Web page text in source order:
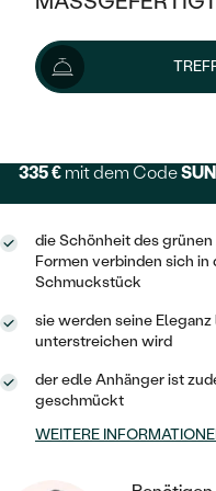
KLASSISCH
MEMOIRE
V-FORM
VINTAGE
GEHÄMMERTE
VON HAND
MIT MEHREREN
HALO
IM SET
WÄHLE EINEN
AUSVERKAUF
WENN
NACH TYP
OHRRINGE
RINGE
ANHÄNGER /
ARMBÄNDER
SCHMUCKSET
PLATIN
CREOLEN
MINIMALISTISCHE
OHRHÄNGER
SOLITÄR
GOLD
SILBER
SOLITÄR
ZUR GEBURT
PERSONALISIERT
AUSVERKAUF
GOLD
PLATIN
NACH STYL
MEMOIRE
372 €
335 € mit dem Code
die Schönheit des
Formen verbinden sich
Schmuckstück
sie werden seine
unterstreichen wird
der edle Anhänger ist
geschmückt
WEITERE